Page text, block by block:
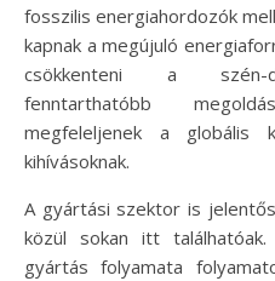
fosszilis energiahordozók
kapnak a megújuló
csökkenteni a szén-
fenntarthatóbb
megfeleljenek a globális
kihívásoknak.
A gyártási szektor is
közül sokan itt
gyártás folyamata